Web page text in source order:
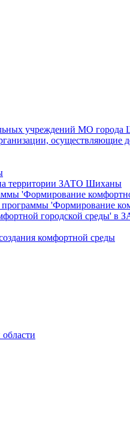
учреждений МО
осуществляющие
территории ЗАТО Шиханы
'Формирование
программы 'Формирование
городской среды'
комфортной среды